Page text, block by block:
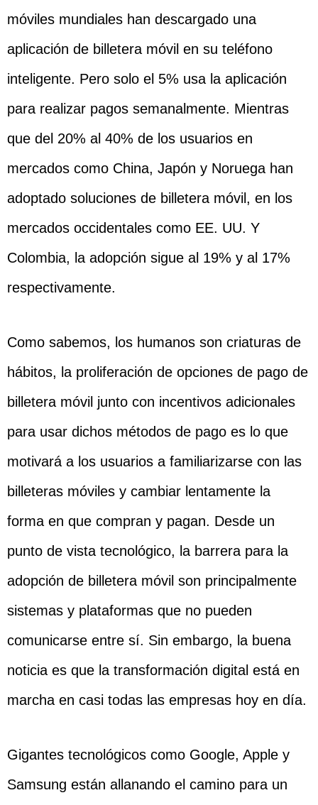
móviles mundiales han descargado una
aplicación de billetera móvil en su teléfono
inteligente. Pero solo el 5% usa la aplicación
para realizar pagos semanalmente. Mientras
que del 20% al 40% de los usuarios en
mercados como China, Japón y Noruega han
adoptado soluciones de billetera móvil, en los
mercados occidentales como EE. UU. Y
Colombia, la adopción sigue al 19% y al 17%
respectivamente.
Como sabemos, los humanos son criaturas de
hábitos, la proliferación de opciones de pago de
billetera móvil junto con incentivos adicionales
para usar dichos métodos de pago es lo que
motivará a los usuarios a familiarizarse con las
billeteras móviles y cambiar lentamente la
forma en que compran y pagan. Desde un
punto de vista tecnológico, la barrera para la
adopción de billetera móvil son principalmente
sistemas y plataformas que no pueden
comunicarse entre sí. Sin embargo, la buena
noticia es que la transformación digital está en
marcha en casi todas las empresas hoy en día.
Gigantes tecnológicos como Google, Apple y
Samsung están allanando el camino para un